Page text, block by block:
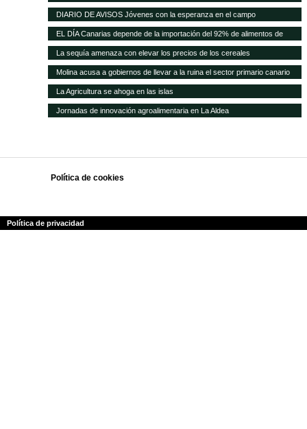
DIARIO DE AVISOS Jóvenes con la esperanza en el campo
EL DÍA Canarias depende de la importación del 92% de alimentos de
consumo básico
La sequía amenaza con elevar los precios de los cereales
Molina acusa a gobiernos de llevar a la ruina el sector primario canario
La Agricultura se ahoga en las islas
Jornadas de innovación agroalimentaria en La Aldea
Política de cookies
Polí­tica de privacidad